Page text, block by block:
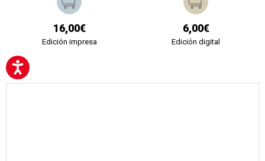
16,00€
Edición impresa
6,00€
Edición digital